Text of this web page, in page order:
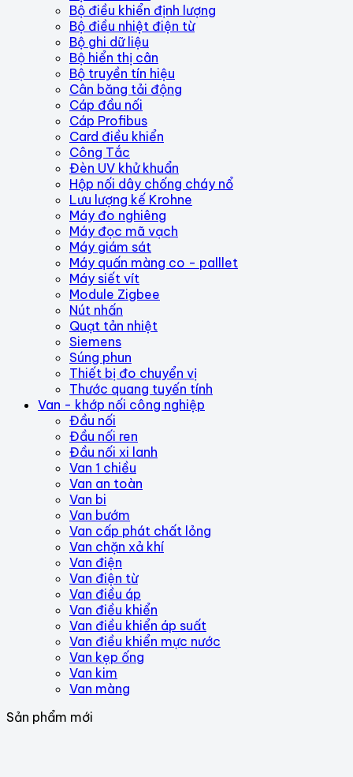
Bộ điều khiển định lượng
Bộ điều nhiệt điện từ
Bộ ghi dữ liệu
Bộ hiển thị cân
Bộ truyền tín hiệu
Cân băng tải động
Cáp đầu nối
Cáp Profibus
Card điều khiển
Công Tắc
Đèn UV khử khuẩn
Hộp nối dây chống cháy nổ
Lưu lượng kế Krohne
Máy đo nghiêng
Máy đọc mã vạch
Máy giám sát
Máy quấn màng co - palllet
Máy siết vít
Module Zigbee
Nút nhấn
Quạt tản nhiệt
Siemens
Súng phun
Thiết bị đo chuyển vị
Thước quang tuyến tính
Van - khớp nối công nghiệp
Đầu nối
Đầu nối ren
Đầu nối xi lanh
Van 1 chiều
Van an toàn
Van bi
Van bướm
Van cấp phát chất lỏng
Van chặn xả khí
Van điện
Van điện từ
Van điều áp
Van điều khiển
Van điều khiển áp suất
Van điều khiển mực nước
Van kẹp ống
Van kim
Van màng
Sản phẩm mới